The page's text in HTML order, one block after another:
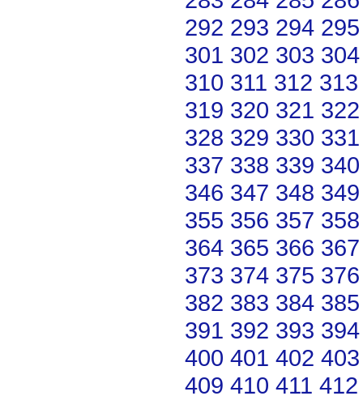
292 293 294 295
301 302 303 304
310 311 312 313
319 320 321 322
328 329 330 331
337 338 339 340
346 347 348 349
355 356 357 358
364 365 366 367
373 374 375 376
382 383 384 385
391 392 393 394
400 401 402 403
409 410 411 412